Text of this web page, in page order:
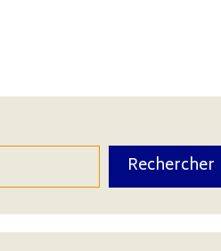
Rechercher